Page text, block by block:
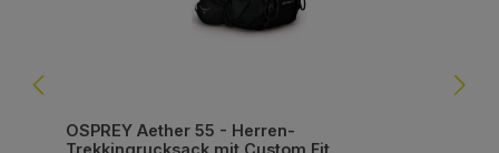
OSPREY Aether 55 - Herren-
Trekkingrucksack mit Custom Fit